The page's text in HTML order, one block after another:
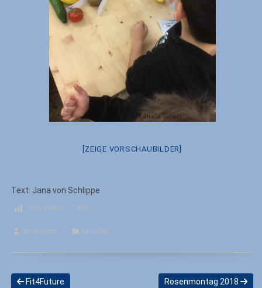
[ZEIGE VORSCHAUBILDER]
Text: Jana von Schlippe
Post Views: 7.046
admingsbs Aktuelles
Fit4Future Rosenmontag 2018